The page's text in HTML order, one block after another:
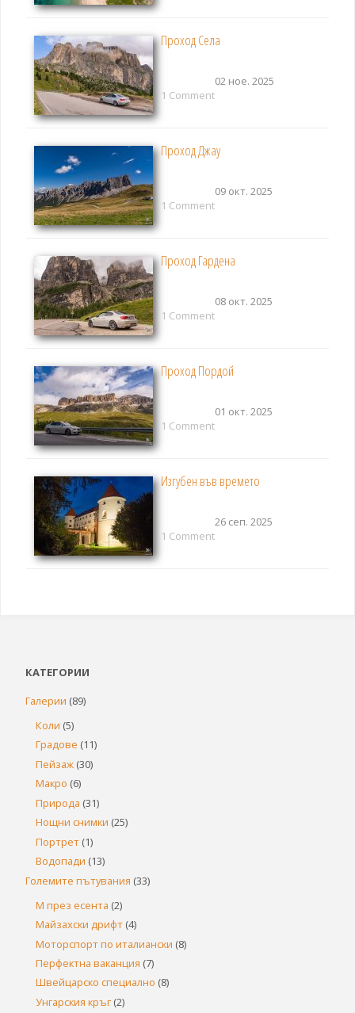
Проход Села
02 ное. 2025
1 Comment
Проход Джау
09 окт. 2025
1 Comment
Проход Гардена
08 окт. 2025
1 Comment
Проход Пордой
01 окт. 2025
1 Comment
Изгубен във времето
26 сеп. 2025
1 Comment
КАТЕГОРИИ
Галерии (89)
Коли (5)
Градове (11)
Пейзаж (30)
Макро (6)
Природа (31)
Нощни снимки (25)
Портрет (1)
Водопади (13)
Големите пътувания (33)
М през есента (2)
Майзахски дрифт (4)
Моторспорт по италиански (8)
Перфектна ваканция (7)
Швейцарско специално (8)
Унгарския кръг (2)